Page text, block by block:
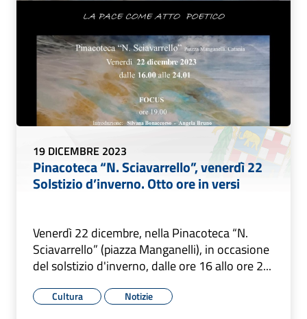
19 DICEMBRE 2023
Pinacoteca “N. Sciavarrello”, venerdì 22
Solstizio d’inverno. Otto ore in versi
Venerdì 22 dicembre, nella Pinacoteca “N.
Sciavarrello” (piazza Manganelli), in occasione
del solstizio d'inverno, dalle ore 16 allo ore 2...
Cultura Notizie